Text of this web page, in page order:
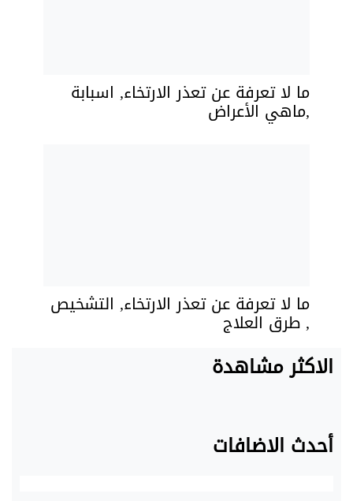
ما لا تعرفة عن تعذر الارتخاء, اسبابة
,ماهي الأعراض
ما لا تعرفة عن تعذر الارتخاء, التشخيص
, طرق العلاج
الاكثر مشاهدة
أحدث الاضافات